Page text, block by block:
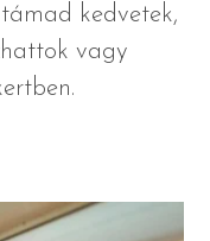
támad kedvetek,
vagy